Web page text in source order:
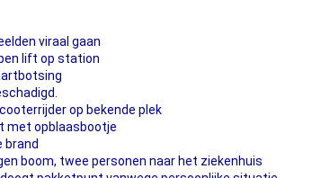
viraal gaan
lift op station
op bekende plek
met opblaasbootje
brand
boom, twee personen naar het ziekenhuis